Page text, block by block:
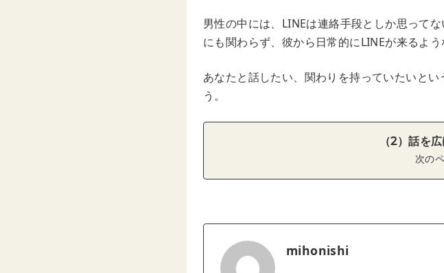
男性の中には、LINEは連絡手段としか思ってな
にも関わらず、彼から日常的にLINEが来るよう
あなたと話したい、関わりを持っていたいと
う。
（2）話を
次の
mihonishi